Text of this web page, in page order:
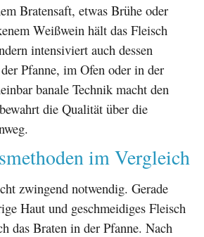
Bratensaft, etwas Brühe oder
Weißwein hält das Fleisch
intensiviert auch dessen
Pfanne, im Ofen oder in der
banale Technik macht den
die Qualität über die
im Vergleich
zwingend notwendig. Gerade
Haut und geschmeidiges Fleisch
das Braten in der Pfanne. Nach